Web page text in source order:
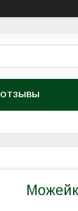
ОТЗЫВЫ